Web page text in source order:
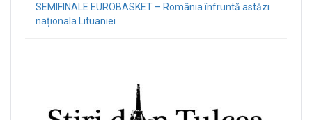
SEMIFINALE EUROBASKET – România înfruntă astăzi
naționala Lituaniei